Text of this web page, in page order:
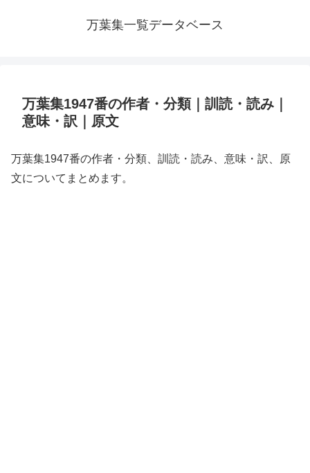
万葉集一覧データベース
万葉集1947番の作者・分類｜訓読・読み｜
意味・訳｜原文
万葉集1947番の作者・分類、訓読・読み、意味・訳、原
文についてまとめます。